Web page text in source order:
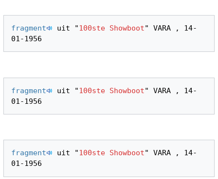
fragment uit "100ste Showboot" VARA , 14-
fragment uit "100ste Showboot" VARA , 14-
fragment uit "100ste Showboot" VARA , 14-